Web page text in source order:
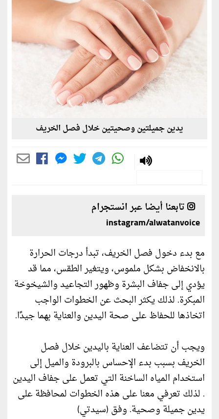
يدين جميلتين وصحيتين خلال فصل الخريف
تابعنا أيضا عبر انستجرام
instagram/alwatanvoice
مع بدء دخول فصل الخريف، تبدأ درجات الحرارة
بالانخفاض بشكل ملموس، ويتغير الطقس، مما قد
يؤدي إلى جفاف البشرة وظهور التجاعيد والشيخوخة
المبكرة. لذلك يكثر البحث عن الخطوات الواجب
اتخاذها للحفاظ على صحة اليدين والعناية بهما جيدًا.
ويجب أن تتضاعف العناية باليدين خلال فصل
الخريف بسبب بدء الإحساس بالبرودة والميل إلى
استخدام المياه الساخنة التي تعمل على جفاف اليدين
. لذلك تعرفي معنا على هذه الخطوات لمحافظة على
يدين جميلة وصحية. وفق (سيدتي)